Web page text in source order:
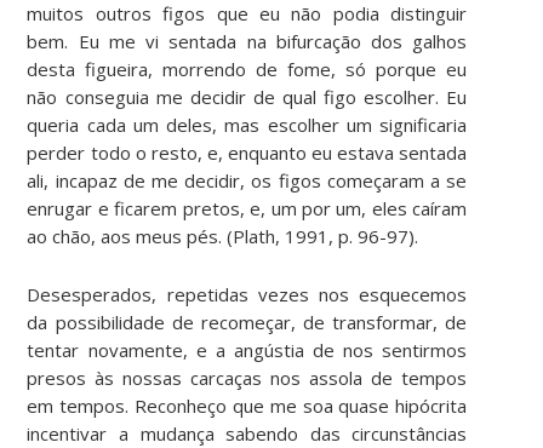
muitos outros figos que eu não podia distinguir
bem. Eu me vi sentada na bifurcação dos galhos
desta figueira, morrendo de fome, só porque eu
não conseguia me decidir de qual figo escolher. Eu
queria cada um deles, mas escolher um significaria
perder todo o resto, e, enquanto eu estava sentada
ali, incapaz de me decidir, os figos começaram a se
enrugar e ficarem pretos, e, um por um, eles caíram
ao chão, aos meus pés. (Plath, 1991, p. 96-97).
Desesperados, repetidas vezes nos esquecemos
da possibilidade de recomeçar, de transformar, de
tentar novamente, e a angústia de nos sentirmos
presos às nossas carcaças nos assola de tempos
em tempos. Reconheço que me soa quase hipócrita
incentivar a mudança sabendo das circunstâncias